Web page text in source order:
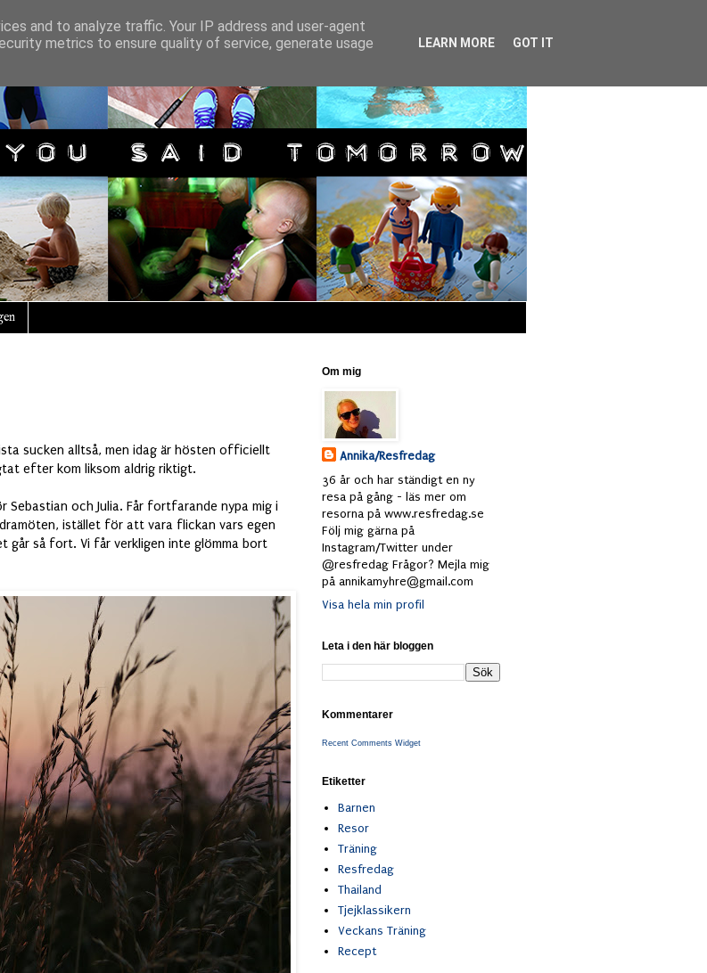
sucken alltså, men idag är hösten officiellt
efter kom liksom aldrig riktigt.
och Julia. Får fortfarande nypa mig i
istället för att vara flickan vars egen
går så fort. Vi får verkligen inte glömma bort
Om mig
Annika/Resfredag
36 år och har ständigt en ny
resa på gång - läs mer om
resorna på www.resfredag.se
Följ mig gärna på
Instagram/Twitter under
@resfredag Frågor? Mejla mig
på annikamyhre@gmail.com
Visa hela min profil
Leta i den här bloggen
Kommentarer
Recent Comments Widget
Etiketter
Barnen
Resor
Träning
Resfredag
Thailand
Tjejklassikern
Veckans Träning
Recept
and to analyze traffic. Your IP address and user-agent
metrics to ensure quality of service, generate usage
LEARN MORE GOT IT